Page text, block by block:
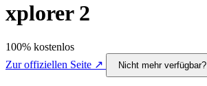
xplorer 2
100% kostenlos
Zur offiziellen Seite ↗
Nicht mehr verfügbar?